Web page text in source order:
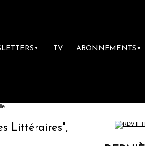
▼ TV ABONNEMENTS ▼
la première librairie du